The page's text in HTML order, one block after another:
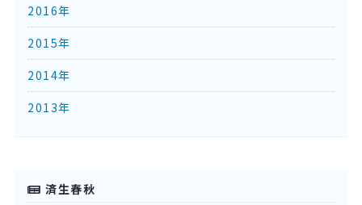
2016年
2015年
2014年
2013年
済生春秋